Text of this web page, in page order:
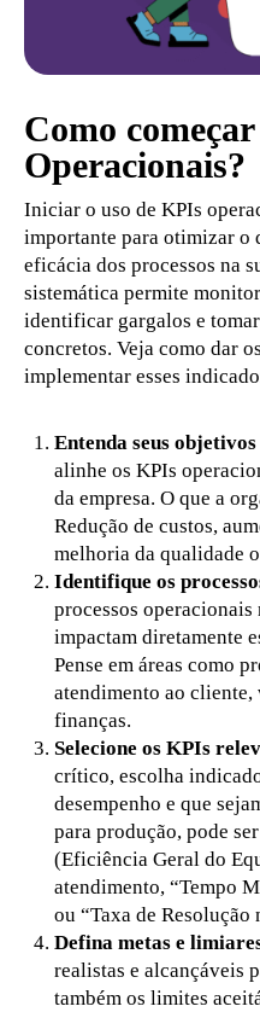
Como
Operacionais?
Iniciar o uso de KPIs
importante para otimizar o
eficácia dos processos na
sistemática permite
identificar gargalos e tomar
concretos. Veja como dar
implementar esses
Entenda seus
alinhe os KPIs
da empresa. O que a
Redução de custos,
melhoria da qualidade
Identifique os
processos
impactam diretamente
Pense em áreas como
atendimento ao cliente,
finanças.
Selecione os KPIs
crítico, escolha
desempenho e que
para produção, pode
(Eficiência Geral do
atendimento, “Tempo
ou “Taxa de
Defina metas e
realistas e alcançáveis
também os limites